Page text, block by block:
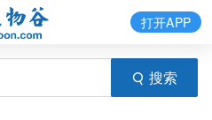
搜索
打开APP